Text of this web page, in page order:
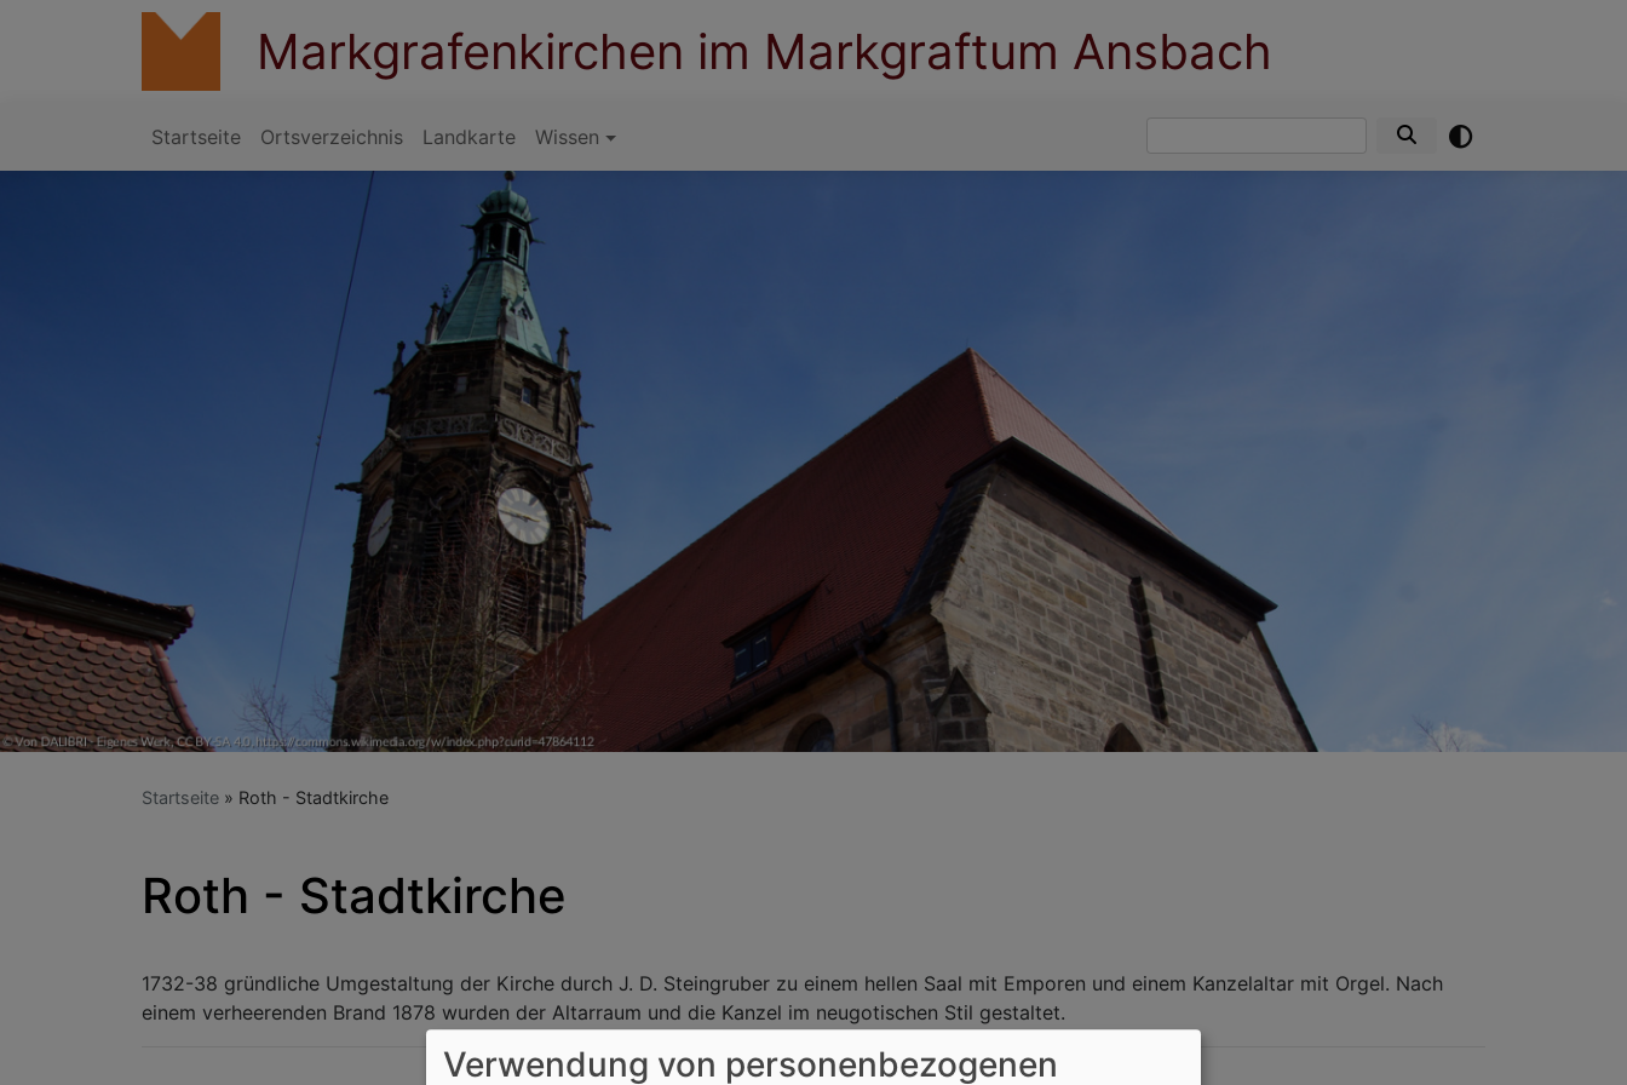
Markgrafenkirchen im Markgraftum Ansbach
Hauptnavigation
Startseite Ortsverzeichnis Landkarte Wissen
Startseite Roth - Stadtkirche
Roth - Stadtkirche
1732-38 gründliche Umgestaltung der Kirche durch J. D. Steingruber zu einem hellen Saal mit Emporen und einem Kanzelaltar mit Orgel. Nach
einem verheerenden Brand 1878 wurden der Altarraum und die Kanzel im neugotischen Stil gestaltet.
Verwendung von personenbezogenen